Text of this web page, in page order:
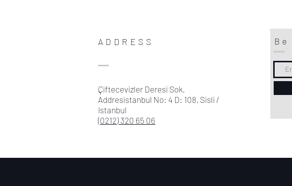
ADDRESS
Çiftecevizler Deresi Sok.
Addresistanbul No: 4 D: 108, Sisli /
Istanbul
(0212) 320 65 06